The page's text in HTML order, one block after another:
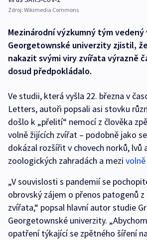
Zdroj: Wikimedia Commons
Mezinárodní výzkumný tým vedený
Georgetownské univerzity zjistil,
nakazit svými viry zvířata výrazně
dosud předpokládalo.
Ve studii, která vyšla 22. března v
Letters, autoři popsali asi stovku
došlo k „přelití“ nemocí z člověka
volně žijících zvířat – podobně jako se
dokázal rozšířit v chovech norků, lvů
zoologických zahradách a mezi
„V souvislosti s pandemií se
obrovský zájem o přenos patogenů
zvířata,“ popsal hlavní autor studie
Georgetownské univerzity.
opatření týkající se zpětného šíření